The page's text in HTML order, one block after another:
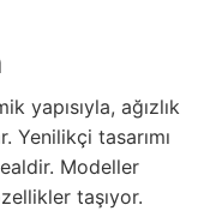
yapısıyla, ağızlık
Yenilikçi tasarımı
Modeller
taşıyor.